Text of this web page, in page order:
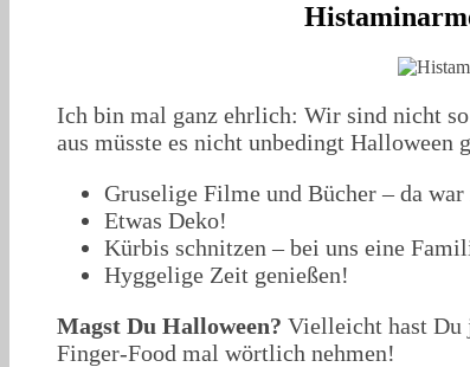
Ich bin mal ganz ehrlich: Wir sind nicht
aus müsste es nicht unbedingt Halloween
Gruselige Filme und Bücher – da
Etwas Deko!
Kürbis schnitzen – bei uns eine
Hyggelige Zeit genießen!
Magst Du Halloween? Vielleicht hast Du
Finger-Food mal wörtlich nehmen!